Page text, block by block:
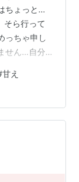
ちょっと…
そら行って
っちゃ申し
せん…自分
ふと思った
んやろ
やつ
かゴメン）
の君に伝え
甘え